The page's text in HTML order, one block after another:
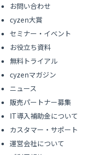
お問い合わせ
cyzen大賞
セミナー・イベント
お役立ち資料
無料トライアル
cyzenマガジン
ニュース
販売パートナー募集
IT導入補助金について
カスタマー・サポート
運営会社について